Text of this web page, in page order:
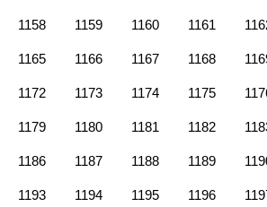
1158 1159 1160 1161
1165 1166 1167 1168
1172 1173 1174 1175
1179 1180 1181 1182
1186 1187 1188 1189
1193 1194 1195 1196